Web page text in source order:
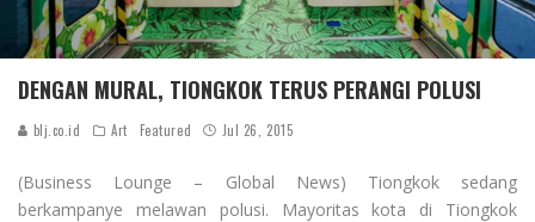
DENGAN MURAL, TIONGKOK TERUS PERANGI POLUSI
blj.co.id Art Featured Jul 26, 2015
(Business Lounge – Global News) Tiongkok sedang
berkampanye melawan polusi. Mayoritas kota di Tiongkok